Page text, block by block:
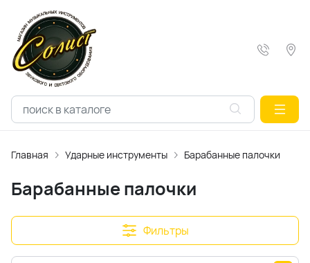
Главная Ударные инструменты Барабанные палочки
Барабанные палочки
Фильтры